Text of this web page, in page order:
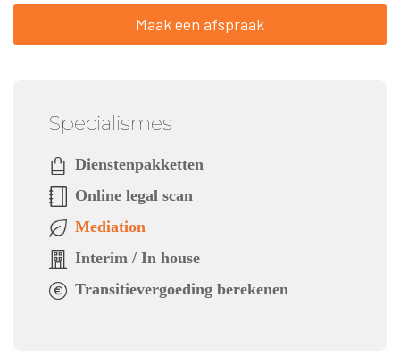
Maak een afspraak
Specialismes
Dienstenpakketten
Online legal scan
Mediation
Interim / In house
Transitievergoeding berekenen